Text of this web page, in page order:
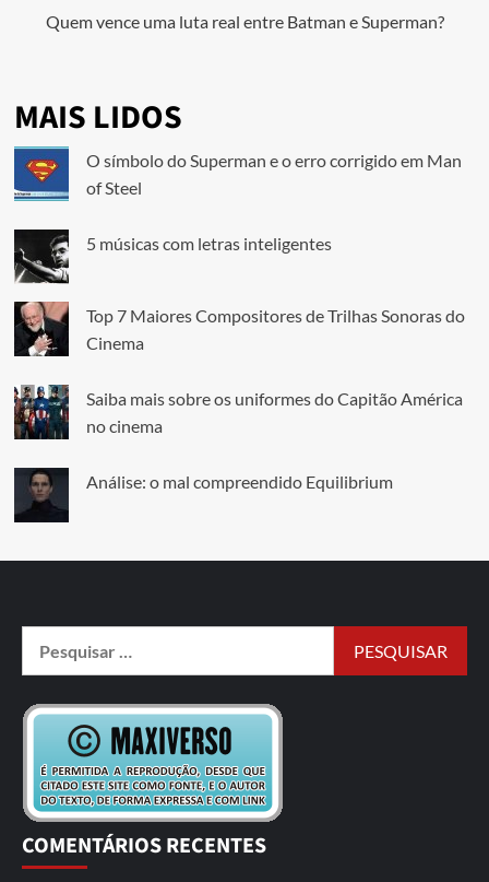
Quem vence uma luta real entre Batman e Superman?
MAIS LIDOS
O símbolo do Superman e o erro corrigido em Man
of Steel
5 músicas com letras inteligentes
Top 7 Maiores Compositores de Trilhas Sonoras do
Cinema
Saiba mais sobre os uniformes do Capitão América
no cinema
Análise: o mal compreendido Equilibrium
COMENTÁRIOS RECENTES